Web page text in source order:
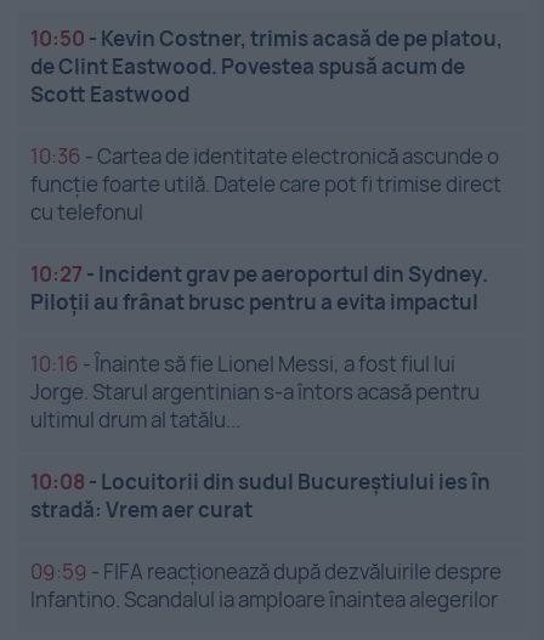
10:50 - Kevin Costner, trimis acasă de pe platou,
de Clint Eastwood. Povestea spusă acum de
Scott Eastwood
10:36 -Cartea de identitate electronică ascunde o
funcție foarte utilă. Datele care pot fi trimise direct
cu telefonul
10:27 - Incident grav pe aeroportul din Sydney.
Piloții au frânat brusc pentru a evita impactul
10:16 -Înainte să fie Lionel Messi, a fost fiul lui
Jorge. Starul argentinian s-a întors acasă pentru
ultimul drum al tatălu...
10:08 - Locuitorii din sudul Bucureștiului ies în
stradă: Vrem aer curat
09:59 - FIFA reacționează după dezvăluirile despre
Infantino. Scandalul ia amploare înaintea alegerilor